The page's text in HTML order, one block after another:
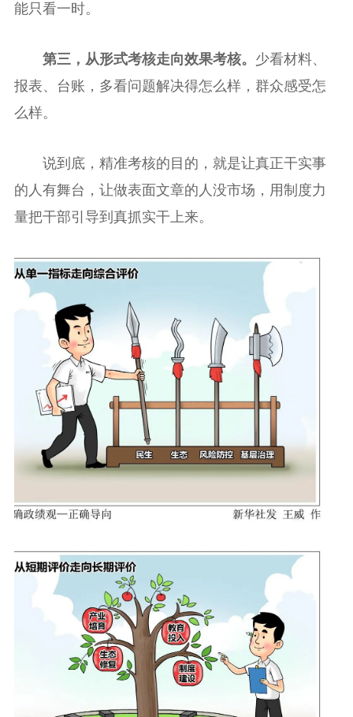
能只看一时。
第三，从形式考核走向效果考核。 少看材料、
报表、台账，多看问题解决得怎么样，群众感受怎
么样。
说到底，精准考核的目的，就是让真正干实事
的人有舞台，让做表面文章的人没市场，用制度力
量把干部引导到真抓实干上来。